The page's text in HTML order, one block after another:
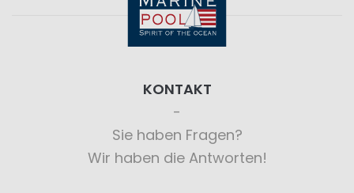
KONTAKT
Sie haben Fragen?
Wir haben die Antworten!